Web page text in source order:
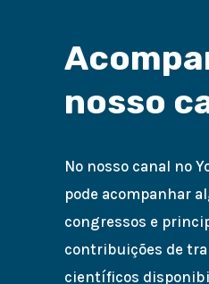
nosso
No nosso canal no
pode acompanhar
congressos e
contribuições de
científicos